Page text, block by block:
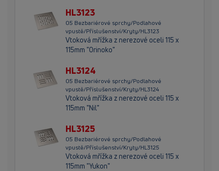
HL3123
05 Bezbariérové sprchy/Podlahové
vpustě/Příslušenství/Kryty/HL3123
Vtoková mřížka z nerezové oceli 115 x
115mm "Orinoko"
HL3124
05 Bezbariérové sprchy/Podlahové
vpustě/Příslušenství/Kryty/HL3124
Vtoková mřížka z nerezové oceli 115 x
115mm "Nil"
HL3125
05 Bezbariérové sprchy/Podlahové
vpustě/Příslušenství/Kryty/HL3125
Vtoková mřížka z nerezové oceli 115 x
115mm "Yukon"